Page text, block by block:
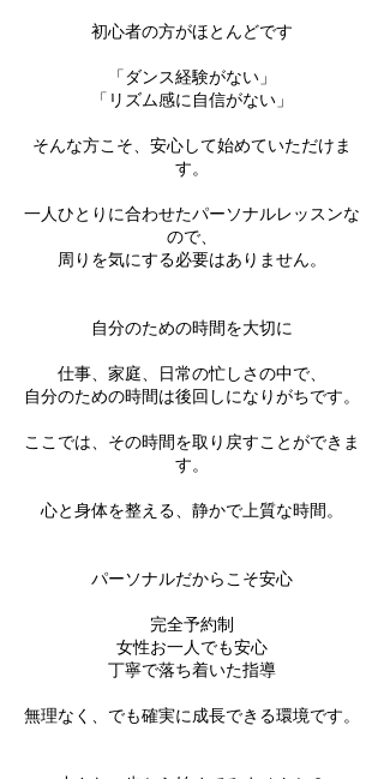
初心者の方がほとんどです
「ダンス経験がない」
「リズム感に自信がない」
そんな方こそ、安心して始めていただけま
す。
一人ひとりに合わせたパーソナルレッスンな
ので、
周りを気にする必要はありません。
自分のための時間を大切に
仕事、家庭、日常の忙しさの中で、
自分のための時間は後回しになりがちです。
ここでは、その時間を取り戻すことができま
す。
心と身体を整える、静かで上質な時間。
パーソナルだからこそ安心
完全予約制
女性お一人でも安心
丁寧で落ち着いた指導
無理なく、でも確実に成長できる環境です。